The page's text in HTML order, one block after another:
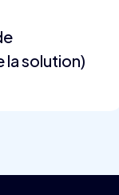
la solution)